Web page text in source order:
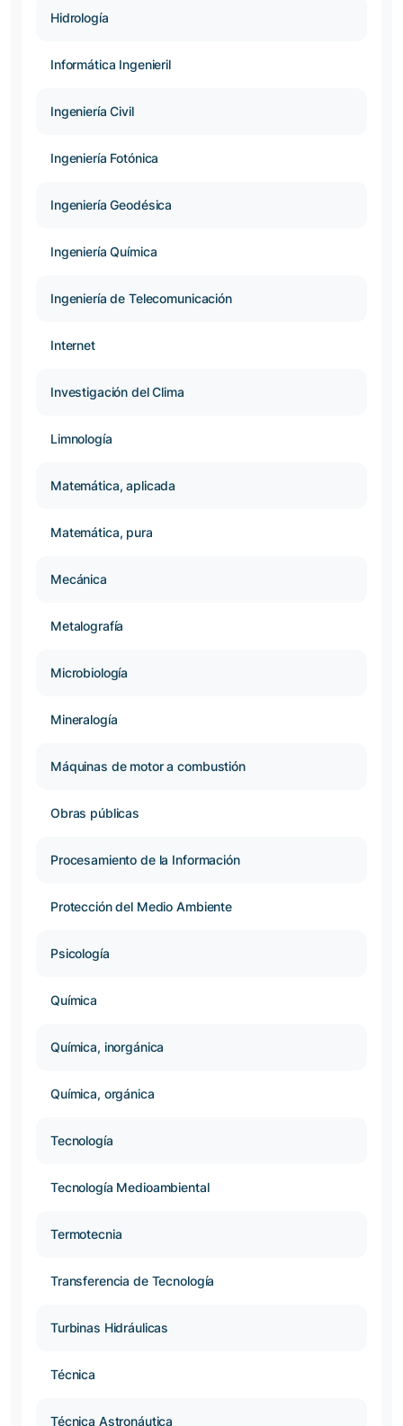
Hidrología
Informática Ingenieril
Ingeniería Civil
Ingeniería Fotónica
Ingeniería Geodésica
Ingeniería Química
Ingeniería de Telecomunicación
Internet
Investigación del Clima
Limnología
Matemática, aplicada
Matemática, pura
Mecánica
Metalografía
Microbiología
Mineralogía
Máquinas de motor a combustión
Obras públicas
Procesamiento de la Información
Protección del Medio Ambiente
Psicología
Química
Química, inorgánica
Química, orgánica
Tecnología
Tecnología Medioambiental
Termotecnia
Transferencia de Tecnología
Turbinas Hidráulicas
Técnica
Técnica Astronáutica